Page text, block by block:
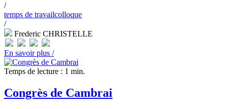
/
temps de travailcolloque
/
Frederic CHRISTELLE
En savoir plus /
Temps de lecture : 1 min.
Congrès de Cambrai